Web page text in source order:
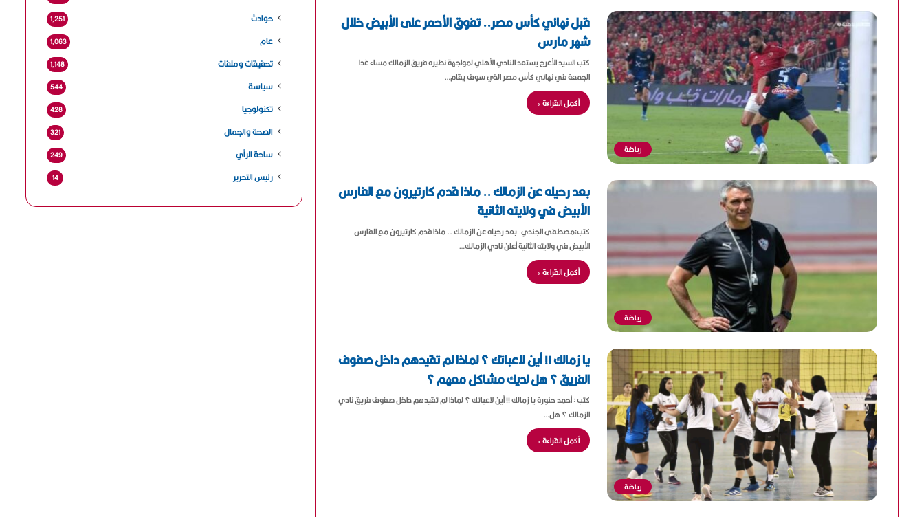
رياضة
قبل نهائي كأس مصر.. تفوق الأحمر على الأبيض خلال
شهر مارس
كتب السيد الأعرج يستعد النادي الأهلي لمواجهة نظيره فريق الزمالك مساء غدا
الجمعة في نهائي كأس مصر الذي سوف يقام…
أكمل القراءة »
رياضة
بعد رحيله عن الزمالك .. ماذا قدم كارتيرون مع الفارس
الأبيض في ولايته الثانية
كتب:مصطفى الجندي بعد رحيله عن الزمالك .. ماذا قدم كارتيرون مع الفارس
الأبيض في ولايته الثانية أعلن نادي الزمالك…
أكمل القراءة »
رياضة
يا زمالك !! أين لاعباتك ؟ لماذا لم تقيدهم داخل صفوف
الفريق ؟ هل لديك مشاكل معهم ؟
كتب : أحمد حنورة يا زمالك !! أين لاعباتك ؟ لماذا لم تقيدهم داخل صفوف فريق نادي
الزمالك ؟ هل…
أكمل القراءة »
حوادث 1٬251
عام 1٬063
تحقيقات وملفات 1٬148
سياسة 544
تكنولوجيا 428
الصحة والجمال 321
ساحة الرأي 249
رئيس التحرير 14